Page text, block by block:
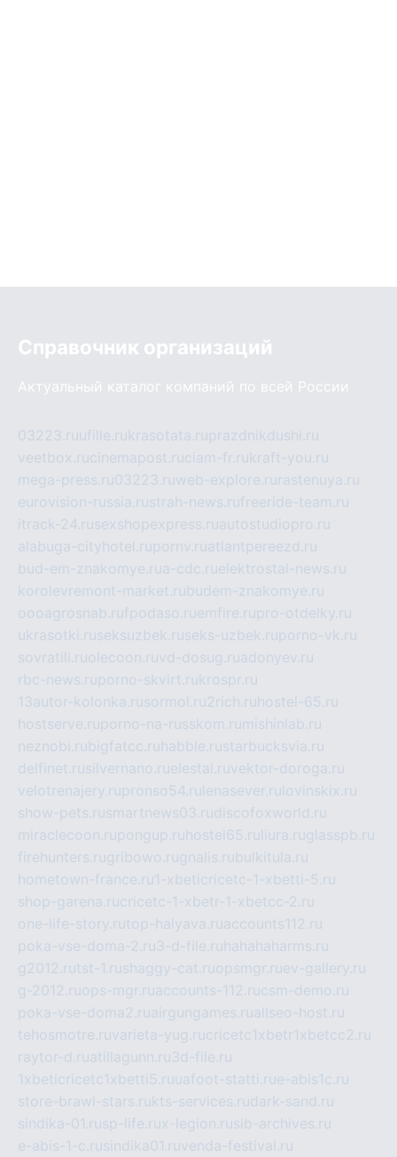
Справочник организаций
Актуальный каталог компаний по всей России
03223.ruufille.rukrasotata.ruprazdnikdushi.ru
veetbox.rucinemapost.ruciam-fr.rukraft-you.ru
mega-press.ru03223.ruweb-explore.ru rastenuya.ru
eurovision-russia.rustrah-news.rufreeride-team.ru
itrack-24.rusexshopexpress.ruautostudiopro.ru
alabuga-cityhotel.rupornv.ruatlantpereezd.ru
bud-em-znakomye.rua-cdc.ruelektrostal-news.ru
korolevremont-market.rubudem-znakomye.ru
oooagrosnab.rufpodaso.ruemfire.rupro-otdelky.ru
ukrasotki.ruseksuzbek.ruseks-uzbek.ruporno-vk.ru
sovratili.ruolecoon.ruvd-dosug.ruadonyev.ru
rbc-news.ruporno-skvirt.rukrospr.ru
13autor-kolonka.rusormol.ru2rich.ru hostel-65.ru
hostserve.ruporno-na-russkom.ru mishinlab.ru
neznobi.rubigfatcc.ru habble.rustarbucksvia.ru
delfinet.rusilvernano.ruelestal.ruvektor-doroga.ru
velotrenajery.rupronso54.ru lenasever.ru lovinskix.ru
show-pets.rusmartnews03.rudiscofoxworld.ru
miraclecoon.rupongup.ru hostel65.ru liura.ruglasspb.ru
firehunters.rugribowo.rugnalis.rubulkitula.ru
hometown-france.ru1-xbeticricetc-1-xbetti-5.ru
shop-garena.rucricetc-1-xbetr-1-xbetcc-2.ru
one-life-story.rutop-halyava.ruaccounts112.ru
poka-vse-doma-2.ru3-d-file.ru hahahaharms.ru
g2012.rutst-1.rushaggy-cat.ruopsmgr.ruev-gallery.ru
g-2012.ruops-mgr.ruaccounts-112.rucsm-demo.ru
poka-vse-doma2.ruairgungames.ruallseo-host.ru
tehosmotre.ruvarieta-yug.rucricetc1xbetr1xbetcc2.ru
raytor-d.ruatillagunn.ru3d-file.ru
1xbeticricetc1xbetti5.ruuafoot-statti.rue-abis1c.ru
store-brawl-stars.rukts-services.rudark-sand.ru
sindika-01.rusp-life.rux-legion.rusib-archives.ru
e-abis-1-c.rusindika01.ruvenda-festival.ru